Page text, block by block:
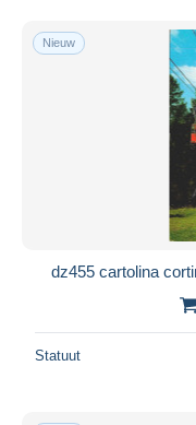
Nieuw
dz455 cartolina
Statuut